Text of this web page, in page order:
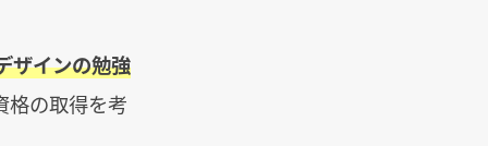
ザインの勉強
格の取得を考